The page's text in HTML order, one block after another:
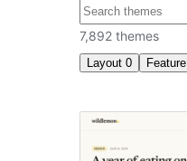
تلاش
7,892 themes
Layout 0 Feature
Featured
images